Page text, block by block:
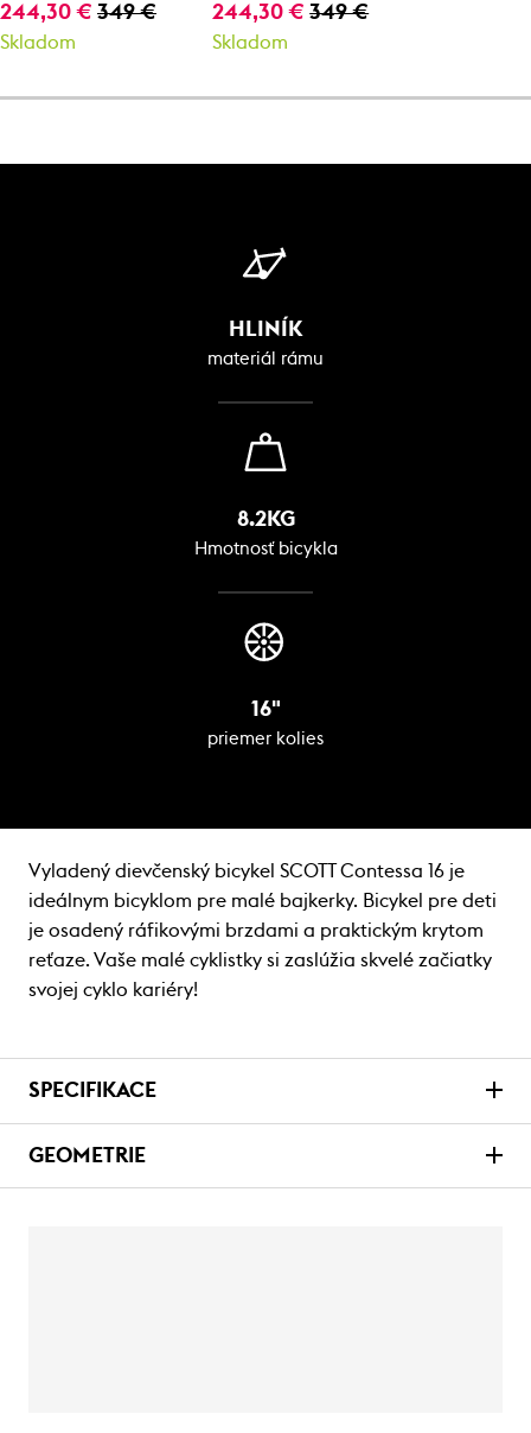
244,30 € 349 €
Skladom
244,30 €349 €
Skladom
HLINÍK
materiál rámu
8.2KG
Hmotnosť bicykla
16"
priemer kolies
Vyladený dievčenský bicykel SCOTT Contessa 16 je
ideálnym bicyklom pre malé bajkerky. Bicykel pre deti
je osadený ráfikovými brzdami a praktickým krytom
reťaze. Vaše malé cyklistky si zaslúžia skvelé začiatky
svojej cyklo kariéry!
SPECIFIKACE
GEOMETRIE